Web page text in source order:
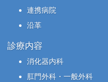
連携病院
沿革
診療内容
消化器内科
肛門外科・一般外科